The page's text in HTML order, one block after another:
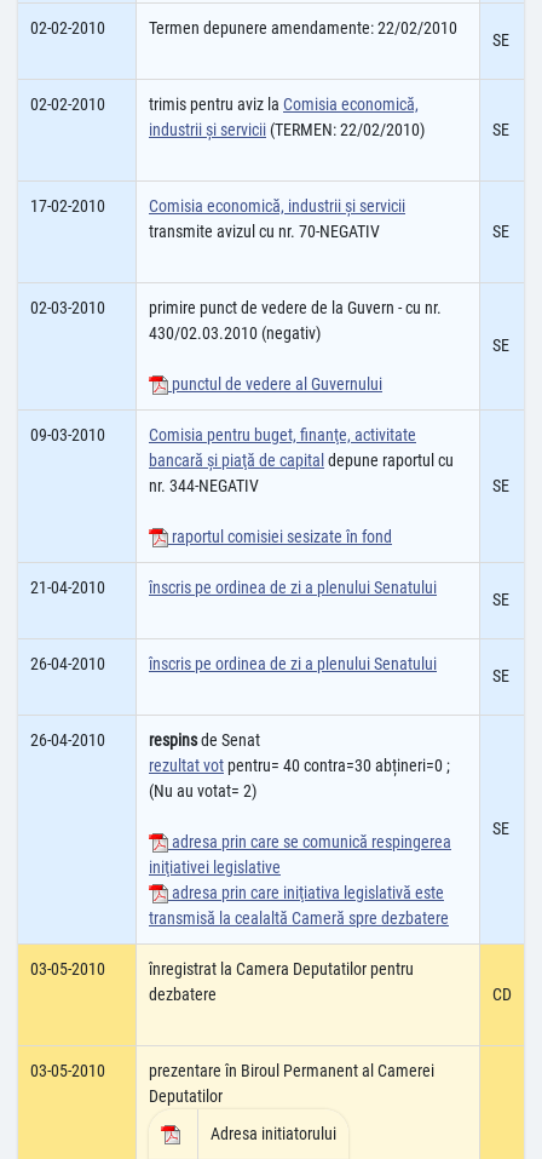
02-02-2010 Termen depunere amendamente: 22/02/2010
SE
02-02-2010 trimis pentru aviz la Comisia economică,
industrii şi servicii (TERMEN: 22/02/2010) SE
17-02-2010
Comisia economică, industrii şi servicii
transmite avizul cu nr. 70-NEGATIV
SE
02-03-2010
primire punct de vedere de la Guvern - cu nr.
430/02.03.2010 (negativ)
punctul de vedere al Guvernului
SE
09-03-2010
Comisia pentru buget, finanţe, activitate
bancară şi piaţă de capital depune raportul cu
nr. 344-NEGATIV
raportul comisiei sesizate în fond
SE
21-04-2010 înscris pe ordinea de zi a plenului Senatului
SE
26-04-2010 înscris pe ordinea de zi a plenului Senatului
SE
26-04-2010 respinsde Senat
rezultat vot pentru= 40 contra=30 abțineri=0 ;
(Nu au votat= 2)
adresa prin care se comunică respingerea
iniţiativei legislative
adresa prin care iniţiativa legislativă este
transmisă la cealaltă Cameră spre dezbatere
SE
03-05-2010
înregistrat la Camera Deputatilor pentru
dezbatere
CD
03-05-2010
prezentare în Biroul Permanent al Camerei
Deputatilor
Adresa initiatorului